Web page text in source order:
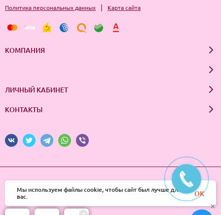
Политика персональных данных | Карта сайта
КОМПАНИЯ
ЛИЧНЫЙ КАБИНЕТ
КОНТАКТЫ
© 2026 InSale. Все права защищены
Мы используем файлы cookie, чтобы сайт был лучше для
вас.
OK
×